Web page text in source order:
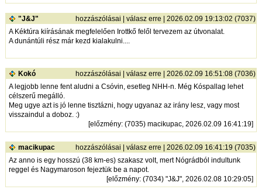
"J&J" hozzászólásai |válasz erre | 2026.02.09 19:13:02 (7037)
A Kéktúra kiírásának megfelelően Irottkő felől tervezem az útvonalat.
A dunántúli rész már kezd kialakulni....
Kokó hozzászólásai |válasz erre | 2026.02.09 16:51:08 (7036)
A legjobb lenne fent aludni a Csóvin, esetleg NHH-n. Még Kóspallag lehet
célszerű megálló.
Meg ugye azt is jó lenne tisztázni, hogy ugyanaz az irány lesz, vagy most
visszaindul a doboz. :)
[előzmény: (7035) macikupac, 2026.02.09 16:41:19]
macikupac hozzászólásai |válasz erre | 2026.02.09 16:41:19 (7035)
Az anno is egy hosszú (38 km-es) szakasz volt, mert Nógrádból indultunk
reggel és Nagymaroson fejeztük be a napot.
[előzmény: (7034) "J&J", 2026.02.08 10:29:05]